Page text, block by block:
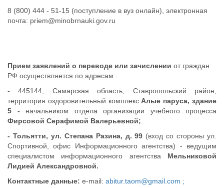
8 (800) 444 - 51-15 (поступление в вуз онлайн), электронная
почта: priem@minobrnauki.gov.ru
Прием заявлений о переводе или зачислении от граждан
РФ осуществляется по адресам :
- 445144, Самарская область, Ставропольский район,
территория оздоровительный комплекс Алые паруса, здание
5 - начальником отдела организации учебного процесса
Фирсовой Серафимой Валерьевной;
- Тольятти, ул. Степана Разина, д. 99 (вход со стороны ул.
Спортивной, офис Информационного агентства) - ведущим
специалистом информационного агентства Мельниковой
Лидией Александровной.
Контактные данные: e-mail: abitur.taom@gmail.com ;